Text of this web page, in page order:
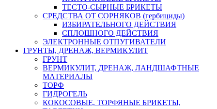
ТЕСТО-СЫРНЫЕ БРИКЕТЫ
СРЕДСТВА ОТ СОРНЯКОВ (гербициды)
ИЗБИРАТЕЛЬНОГО ДЕЙСТВИЯ
СПЛОШНОГО ДЕЙСТВИЯ
ЭЛЕКТРОННЫЕ ОТПУГИВАТЕЛИ
ГРУНТЫ, ДРЕНАЖ, ВЕРМИКУЛИТ
ГРУНТ
ВЕРМИКУЛИТ, ДРЕНАЖ, ЛАНДШАФТНЫЕ
МАТЕРИАЛЫ
ТОРФ
ГИДРОГЕЛЬ
КОКОСОВЫЕ, ТОРФЯНЫЕ БРИКЕТЫ,